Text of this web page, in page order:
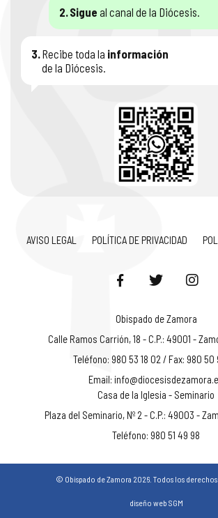
2. Sigue al canal de la Diócesis.
3. Recibe toda la información
de la Diócesis.
AVISO LEGAL POLÍTICA DE PRIVACIDAD
Obispado de Zamora
Calle Ramos Carrión, 18 - C.P.: 49001 -
Teléfono: 980 53 18 02 / Fax: 980 50
Email:
Casa de la Iglesia - Seminario
Plaza del Seminario, Nº 2 - C.P.: 49003 -
Teléfono: 980 51 49 98
© Obispado de Zamora 2026. Todos los derechos
diseño web SGM